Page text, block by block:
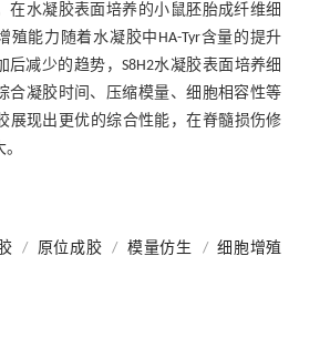
在水凝胶表面培养的小鼠胚胎成纤维细
殖能力随着水凝胶中HA-Tyr含量的提升
后减少的趋势，S8H2水凝胶表面培养细
合凝胶时间、压缩模量、细胞相容性等
展现出更优的综合性能，在脊髓损伤修
/ 原位成胶 / 模量仿生 / 细胞增殖